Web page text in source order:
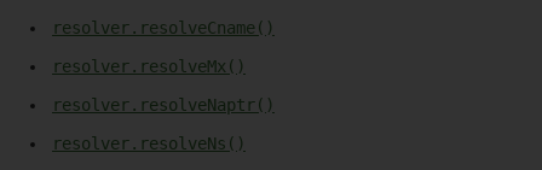
resolver.resolveCname()
resolver.resolveMx()
resolver.resolveNaptr()
resolver.resolveNs()